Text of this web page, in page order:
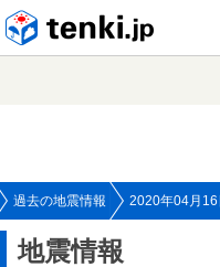
過去の地震情報 2020年04月16
地震情報